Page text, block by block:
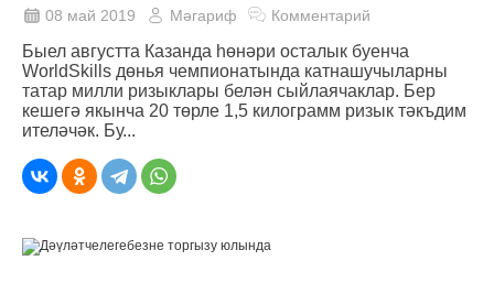
08 май 2019 Мәгариф Комментарий
Быел августта Казанда һөнәри осталык буенча
WorldSkills дөнья чемпионатында катнашучыларны
татар милли ризыклары белән сыйлаячаклар. Бер
кешегә якынча 20 төрле 1,5 килограмм ризык тәкъдим
ителәчәк. Бу...